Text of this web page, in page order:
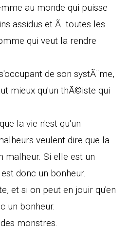
au monde qui puisse
assidus et Ã toutes les
qui veut la rendre
de son systÃ¨me,
mieux qu'un thÃ©iste qui
la vie n'est qu'un
veulent dire que la
malheur. Si elle est un
donc un bonheur.
et si on peut en jouir qu'en
un bonheur.
monstres.